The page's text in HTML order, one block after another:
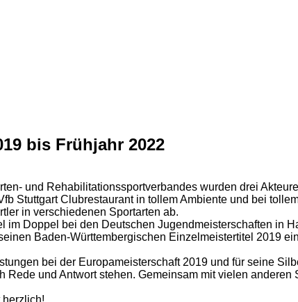
bis Frühjahr 2022
und Rehabilitationssportverbandes wurden drei
Stuttgart Clubrestaurant in tollem Ambiente und bei
in verschiedenen Sportarten ab.
Doppel bei den Deutschen Jugendmeisterschaften in
Baden-Württembergischen Einzelmeistertitel 2019
bei der Europameisterschaft 2019 und für seine
und Antwort stehen. Gemeinsam mit vielen